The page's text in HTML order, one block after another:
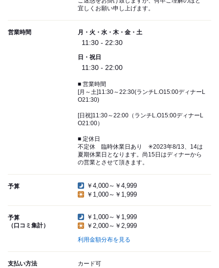
宜しくお願い申し上げます。
営業時間 月・火・水・木・金・土
11:30 - 22:30
日・祝日
11:30 - 22:00
■ 営業時間
[月～土]11:30～22:30(ランチL.O15:00ディナーL
O21:30)
[日祝]11:30～22:00（ランチL.O15:00ディナーL
O21:00）
■ 定休日
不定休 臨時休業日あり ✳︎2023年8/13、14は
夏期休業日となります。尚15日はディナーから
の営業とさせて頂きます。
予算
￥4,000～￥4,999
￥1,000～￥1,999
予算
（口コミ集計）
￥1,000～￥1,999
￥2,000～￥2,999
利用金額分布を見る
支払い方法
カード可